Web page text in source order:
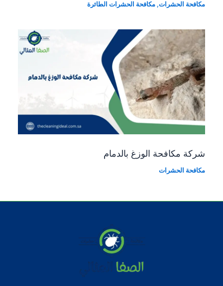
مكافحة الحشرات,مكافحة الحشرات الطائرة
شركة مكافحة الوزغ بالدمام
مكافحة الحشرات